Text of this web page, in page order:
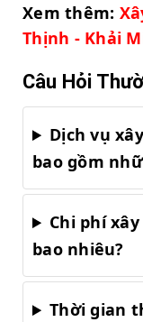
Xem thêm:
Thịnh - Khải
Câu Hỏi
Dịch vụ
bao gồm
Chi phí
bao nhiêu?
Thời gian